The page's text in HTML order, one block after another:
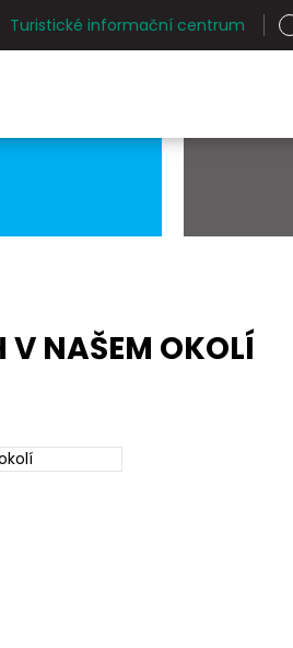
Turistické informační centrum
V NAŠEM OKOLÍ